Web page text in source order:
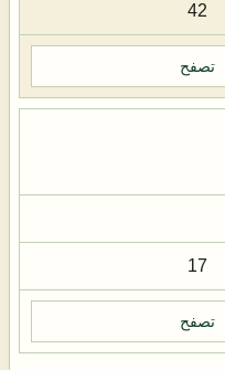
42
تصفح
17
تصفح